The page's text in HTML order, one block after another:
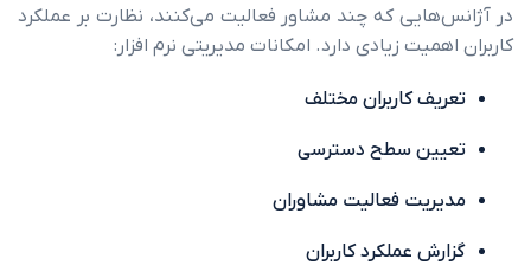
که چند مشاور فعالیت می‌کنند، نظارت بر عملکرد
زیادی دارد. امکانات مدیریتی نرم افزار:
کاربران مختلف
سطح دسترسی
فعالیت مشاوران
عملکرد کاربران